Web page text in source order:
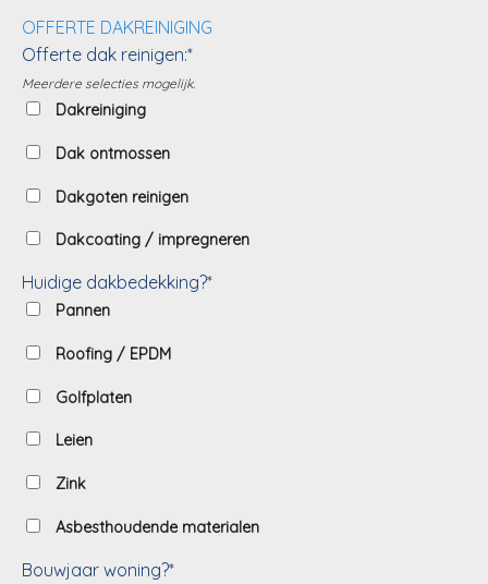
OFFERTE DAKREINIGING
Offerte dak reinigen:*
Meerdere selecties mogelijk.
Dakreiniging
Dak ontmossen
Dakgoten reinigen
Dakcoating / impregneren
Huidige dakbedekking?*
Pannen
Roofing / EPDM
Golfplaten
Leien
Zink
Asbesthoudende materialen
Bouwjaar woning?*